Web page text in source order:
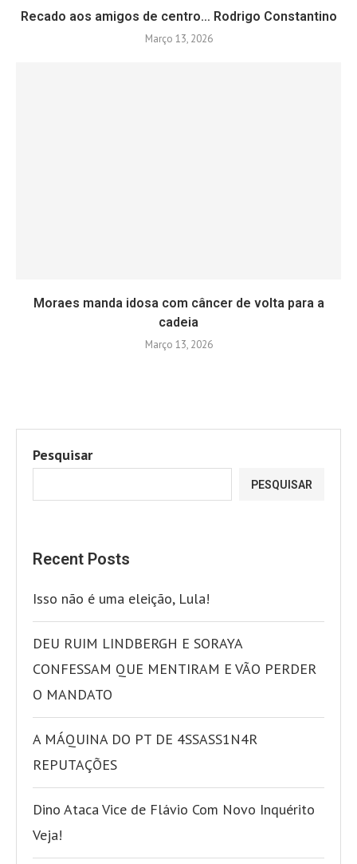
Recado aos amigos de centro… Rodrigo Constantino
Março 13, 2026
Moraes manda idosa com câncer de volta para a
cadeia
Março 13, 2026
Pesquisar
PESQUISAR
Recent Posts
Isso não é uma eleição, Lula!
DEU RUIM LINDBERGH E SORAYA
CONFESSAM QUE MENTIRAM E VÃO PERDER
O MANDATO
A MÁQUINA DO PT DE 4SSASS1N4R
REPUTAÇÕES
Dino Ataca Vice de Flávio Com Novo Inquérito
Veja!